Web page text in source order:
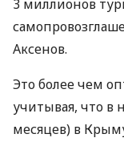
3 миллионов
Аксенов.
Это более чем
учитывая, что в
месяцев) в